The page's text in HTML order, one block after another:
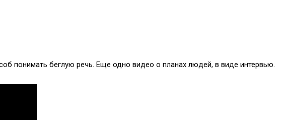
понимать беглую речь. Еще одно видео о планах людей, в виде интервью.